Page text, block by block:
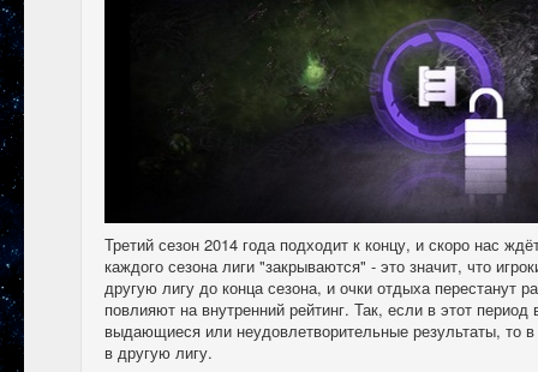
Третий сезон 2014 года подходит к концу, и скоро нас
каждого сезона лиги "закрываются" - это значит, что
другую лигу до конца сезона, и очки отдыха перестанут
повлияют на внутренний рейтинг. Так, если в этот
выдающиеся или неудовлетворительные результаты, то
в другую лигу.